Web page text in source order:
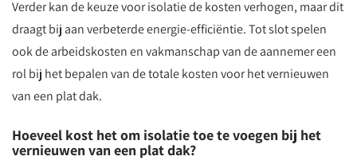
Verder kan de keuze voor isolatie de kosten verhogen, maar dit
draagt bij aan verbeterde energie-efficiëntie. Tot slot spelen
ook de arbeidskosten en vakmanschap van de aannemer een
rol bij het bepalen van de totale kosten voor het vernieuwen
van een plat dak.
Hoeveel kost het om isolatie toe te voegen bij het
vernieuwen van een plat dak?